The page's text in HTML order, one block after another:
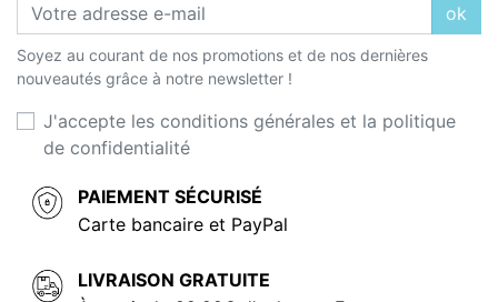
ok
Soyez au courant de nos promotions et de nos dernières
nouveautés grâce à notre newsletter !
J'accepte les conditions générales et la politique
de confidentialité
PAIEMENT SÉCURISÉ
Carte bancaire et PayPal
LIVRAISON GRATUITE